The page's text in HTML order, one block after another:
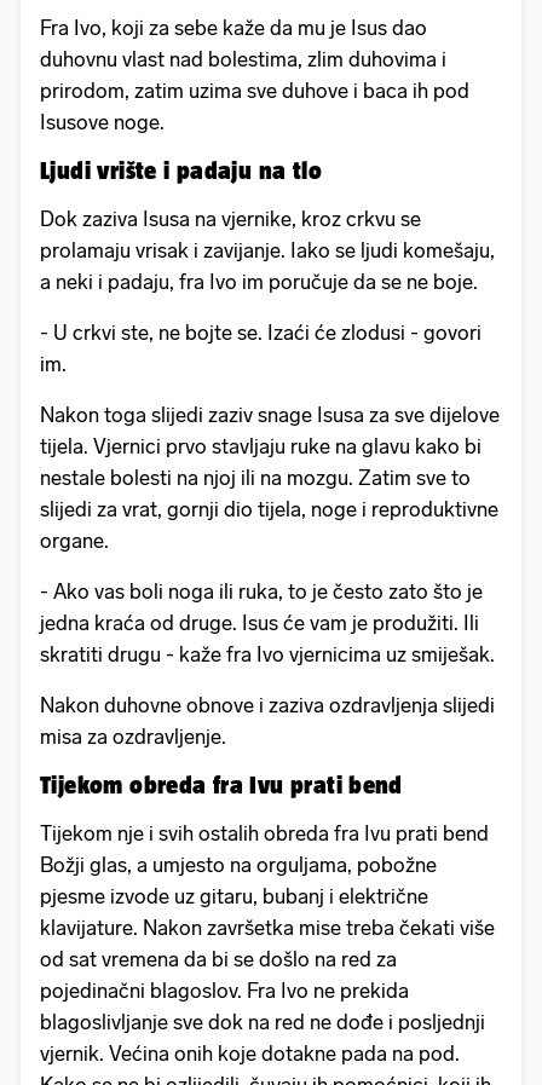
Fra Ivo, koji za sebe kaže da mu je Isus dao
duhovnu vlast nad bolestima, zlim duhovima i
prirodom, zatim uzima sve duhove i baca ih pod
Isusove noge.
Ljudi vrište i padaju na tlo
Dok zaziva Isusa na vjernike, kroz crkvu se
prolamaju vrisak i zavijanje. Iako se ljudi komešaju,
a neki i padaju, fra Ivo im poručuje da se ne boje.
- U crkvi ste, ne bojte se. Izaći će zlodusi - govori
im.
Nakon toga slijedi zaziv snage Isusa za sve dijelove
tijela. Vjernici prvo stavljaju ruke na glavu kako bi
nestale bolesti na njoj ili na mozgu. Zatim sve to
slijedi za vrat, gornji dio tijela, noge i reproduktivne
organe.
- Ako vas boli noga ili ruka, to je često zato što je
jedna kraća od druge. Isus će vam je produžiti. Ili
skratiti drugu - kaže fra Ivo vjernicima uz smiješak.
Nakon duhovne obnove i zaziva ozdravljenja slijedi
misa za ozdravljenje.
Tijekom obreda fra Ivu prati bend
Tijekom nje i svih ostalih obreda fra Ivu prati bend
Božji glas, a umjesto na orguljama, pobožne
pjesme izvode uz gitaru, bubanj i električne
klavijature. Nakon završetka mise treba čekati više
od sat vremena da bi se došlo na red za
pojedinačni blagoslov. Fra Ivo ne prekida
blagoslivljanje sve dok na red ne dođe i posljednji
vjernik. Većina onih koje dotakne pada na pod.